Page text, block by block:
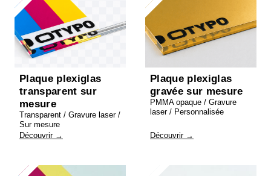
Plaque plexiglas
transparent sur
mesure
Transparent / Gravure laser /
Sur mesure
Découvrir →
Plaque plexiglas
gravée sur mesure
PMMA opaque / Gravure
laser / Personnalisée
Découvrir →